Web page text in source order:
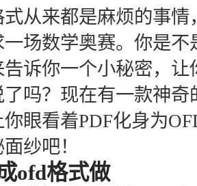
从来都是麻烦的事
场数学奥赛。你是
诉你一个小秘密，
吗？现在有一款神
眼看着PDF化身为
纱吧！
ofd格式做